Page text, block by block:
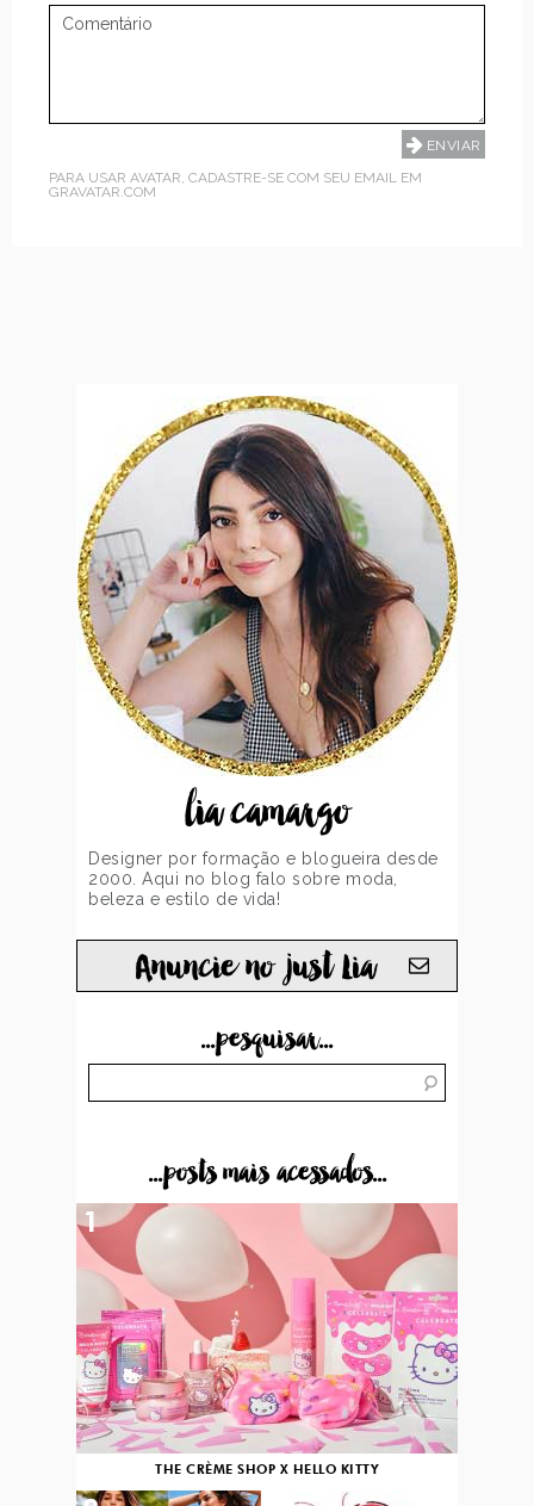
PARA USAR AVATAR, CADASTRE-SE COM SEU EMAIL EM
GRAVATAR.COM
lia camargo
Designer por formação e blogueira desde
2000. Aqui no blog falo sobre moda,
beleza e estilo de vida!
Anuncie no just Lia
...pesquisar...
...posts mais acessados...
THE CRÈME SHOP X HELLO KITTY
1